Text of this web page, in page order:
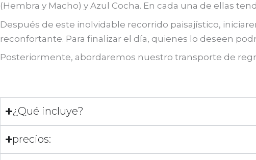
(Hembra y Macho) y Azul Cocha. En cada una de ellas
Después de este inolvidable recorrido paisajístico,
reconfortante. Para finalizar el día, quienes lo deseen
Posteriormente, abordaremos nuestro transporte de
¿Qué incluye?
precios: